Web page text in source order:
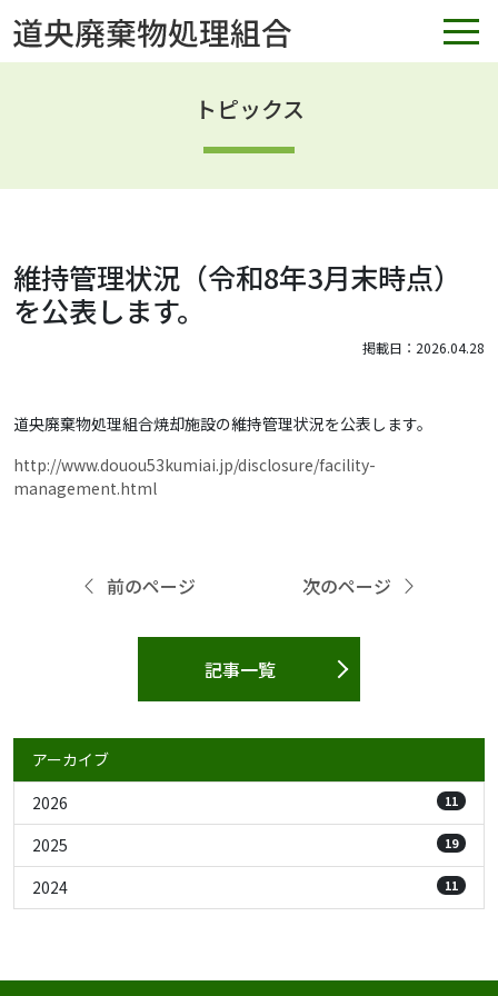
トピックス
維持管理状況（令和8年3月末時点）
を公表します。
掲載日：2026.04.28
道央廃棄物処理組合焼却施設の維持管理状況を公表します。
http://www.douou53kumiai.jp/disclosure/facility-
management.html
前のページ
記事一覧
次のページ
アーカイブ
2026
11
2025 19
2024 11